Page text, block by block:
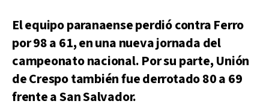
El equipo paranaense perdió contra Ferro
por 98 a 61, en una nueva jornada del
campeonato nacional. Por su parte, Unión
de Crespo también fue derrotado 80 a 69
frente a San Salvador.